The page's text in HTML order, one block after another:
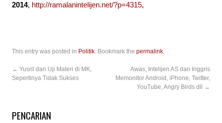
2014, http://ramalanintelijen.net/?p=4315,
This entry was posted in Politik. Bookmark the permalink.
← Yusril dan Uji Materi di MK,
Sepertinya Tidak Sukses
Awas, Intelijen AS dan Inggris
Memonitor Android, iPhone, Twitter,
YouTube, Angry Birds dll
→
PENCARIAN